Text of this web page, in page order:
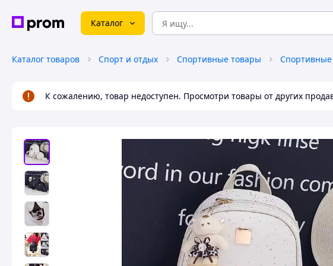
Каталог
Каталог товаров Спорт и отдых Спортивные товары Спортивные
К сожалению, товар недоступен. Просмотри товары от других